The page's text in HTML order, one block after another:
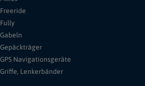
Freeride
Fully
Gabeln
Gepäckträger
GPS Navigationsgeräte
Griffe, Lenkerbänder